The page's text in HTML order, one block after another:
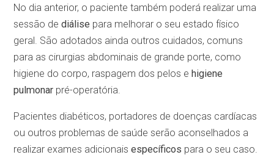
No dia anterior, o paciente também poderá realizar uma
sessão dediálise para melhorar o seu estado físico
geral. São adotados ainda outros cuidados, comuns
para as cirurgias abdominais de grande porte, como
higiene do corpo, raspagem dos pelos ehigiene
pulmonar pré-operatória.
Pacientes diabéticos, portadores de doenças cardíacas
ou outros problemas de saúde serão aconselhados a
realizar exames adicionaisespecíficos para o seu caso.